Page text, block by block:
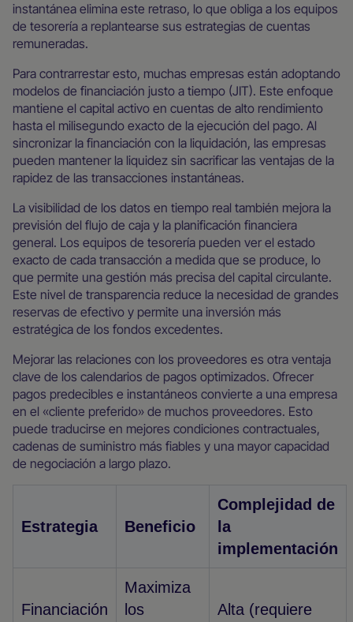
instantánea elimina este retraso, lo que obliga a los equipos
de tesorería a replantearse sus estrategias de cuentas
remuneradas.
Para contrarrestar esto, muchas empresas están adoptando
modelos de financiación justo a tiempo (JIT). Este enfoque
mantiene el capital activo en cuentas de alto rendimiento
hasta el milisegundo exacto de la ejecución del pago. Al
sincronizar la financiación con la liquidación, las empresas
pueden mantener la liquidez sin sacrificar las ventajas de la
rapidez de las transacciones instantáneas.
La visibilidad de los datos en tiempo real también mejora la
previsión del flujo de caja y la planificación financiera
general. Los equipos de tesorería pueden ver el estado
exacto de cada transacción a medida que se produce, lo
que permite una gestión más precisa del capital circulante.
Este nivel de transparencia reduce la necesidad de grandes
reservas de efectivo y permite una inversión más
estratégica de los fondos excedentes.
Mejorar las relaciones con los proveedores es otra ventaja
clave de los calendarios de pagos optimizados. Ofrecer
pagos predecibles e instantáneos convierte a una empresa
en el «cliente preferido» de muchos proveedores. Esto
puede traducirse en mejores condiciones contractuales,
cadenas de suministro más fiables y una mayor capacidad
de negociación a largo plazo.
Estrategia Beneficio
Complejidad de
la
implementación
Financiación
Maximiza
los
Alta (requiere